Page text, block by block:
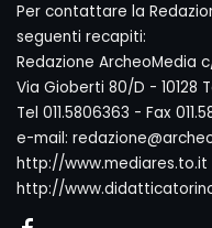
Per contattare la
seguenti recapiti:
Redazione ArcheoMedia
Via Gioberti 80/D - 10128
Tel 011.5806363 - Fax
e-mail:
http://www.mediares.to.it
http://